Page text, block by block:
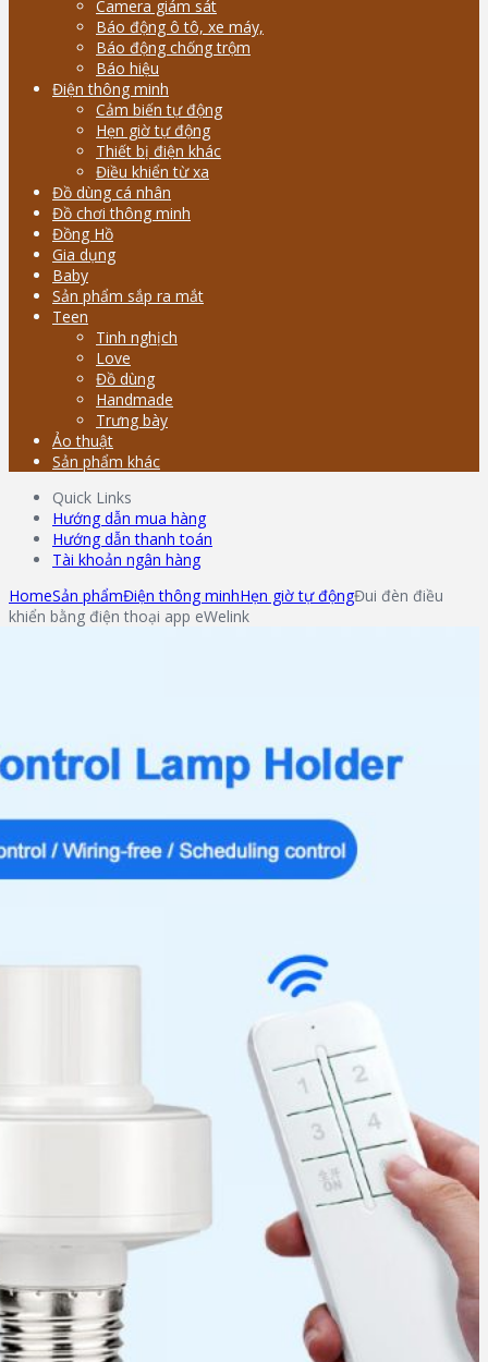
Camera giám sát
Báo động ô tô, xe máy,
Báo động chống trộm
Báo hiệu
Điện thông minh
Cảm biến tự động
Hẹn giờ tự động
Thiết bị điện khác
Điều khiển từ xa
Đồ dùng cá nhân
Đồ chơi thông minh
Đồng Hồ
Gia dụng
Baby
Sản phẩm sắp ra mắt
Teen
Tinh nghịch
Love
Đồ dùng
Handmade
Trưng bày
Ảo thuật
Sản phẩm khác
Quick Links
Hướng dẫn mua hàng
Hướng dẫn thanh toán
Tài khoản ngân hàng
HomeSản phẩmĐiện thông minhHẹn giờ tự độngĐui đèn điều
khiển bằng điện thoại app eWelink